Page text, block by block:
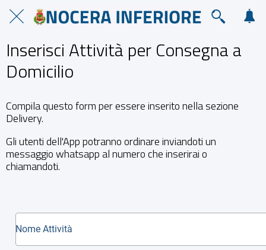
Inserisci Attività per Consegna a
Domicilio
Compila questo form per essere inserito nella sezione
Delivery.
Gli utenti dell'App potranno ordinare inviandoti un
messaggio whatsapp al numero che inserirai o
chiamandoti.